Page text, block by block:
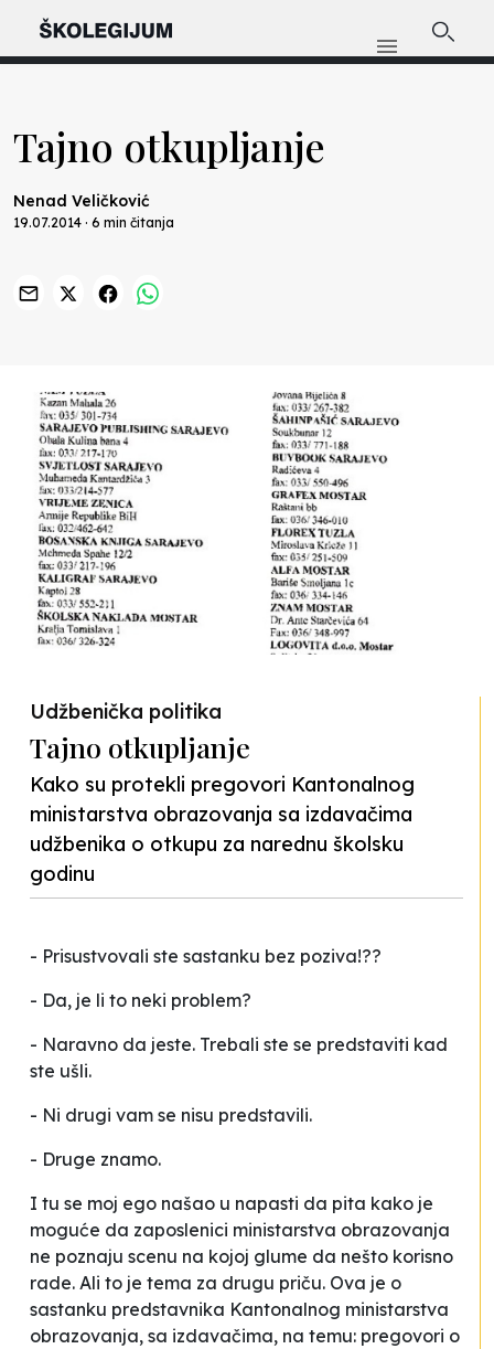
Tajno otkupljanje
Nenad Veličković
19.07.2014 · 6 min čitanja
Udžbenička politika
Tajno otkupljanje
Kako su protekli pregovori Kantonalnog
ministarstva obrazovanja sa izdavačima
udžbenika o otkupu za narednu školsku
godinu
- Prisustvovali ste sastanku bez poziva!??
- Da, je li to neki problem?
- Naravno da jeste. Trebali ste se predstaviti kad
ste ušli.
- Ni drugi vam se nisu predstavili.
- Druge znamo.
I tu se moj ego našao u napasti da pita kako je
moguće da zaposlenici ministarstva obrazovanja
ne poznaju scenu na kojoj glume da nešto korisno
rade. Ali to je tema za drugu priču. Ova je o
sastanku predstavnika Kantonalnog ministarstva
obrazovanja, sa izdavačima, na temu: pregovori o